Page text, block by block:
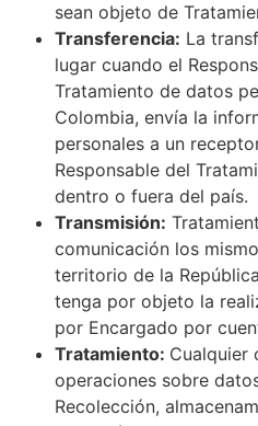
sean objeto de
Transferencia: La
lugar cuando el
Tratamiento de datos
Colombia, envía la
personales a un
Responsable del
dentro o fuera del país.
Transmisión:
comunicación los
territorio de la
tenga por objeto la
por Encargado por
Tratamiento: Cualquier
operaciones sobre
Recolección,